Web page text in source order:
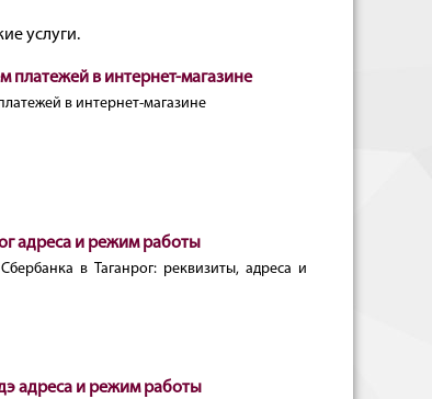
услуги.
платежей в интернет-магазине
в интернет-магазине
адреса и режим работы
в Таганрог: реквизиты, адреса и
адреса и режим работы